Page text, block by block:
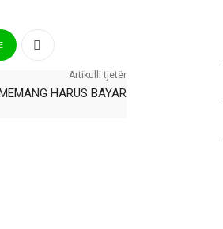
Artikulli tjetër
HARUS BAYAR